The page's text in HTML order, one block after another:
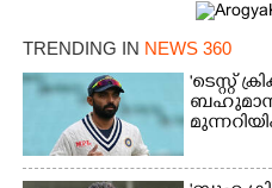
TRENDING IN NEWS 360
'ടെസ്റ്റ്
Share